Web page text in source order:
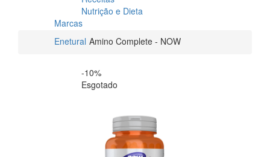
Nutrição e Dieta
Marcas
Enetural Amino Complete - NOW
-10%
Esgotado